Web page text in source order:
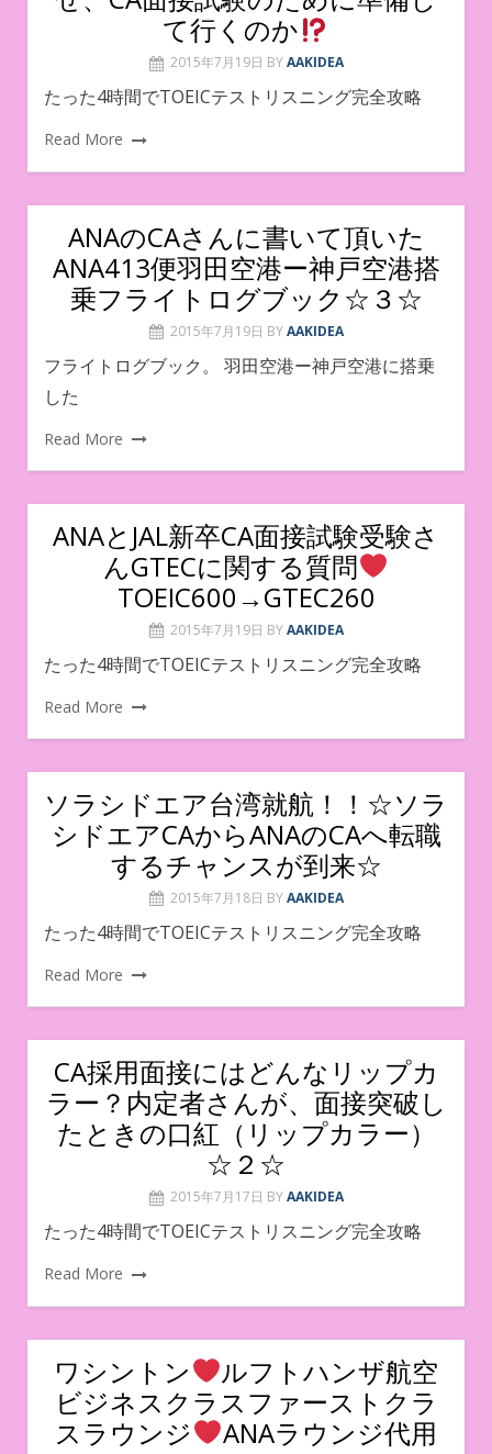
て行くのか
2015年7月19日 BY AAKIDEA
たった4時間でTOEICテストリスニング完全攻略
Read More
ANAのCAさんに書いて頂いた
ANA413便羽田空港ー神戸空港搭
乗フライトログブック☆３☆
2015年7月19日 BY AAKIDEA
フライトログブック。 羽田空港ー神戸空港に搭乗
した
Read More
ANAとJAL新卒CA面接試験受験さ
んGTECに関する質問
TOEIC600→GTEC260
2015年7月19日 BY AAKIDEA
たった4時間でTOEICテストリスニング完全攻略
Read More
ソラシドエア台湾就航！！☆ソラ
シドエアCAからANAのCAへ転職
するチャンスが到来☆
2015年7月18日 BY AAKIDEA
たった4時間でTOEICテストリスニング完全攻略
Read More
CA採用面接にはどんなリップカ
ラー？内定者さんが、面接突破し
たときの口紅（リップカラー）
☆２☆
2015年7月17日 BY AAKIDEA
たった4時間でTOEICテストリスニング完全攻略
Read More
ワシントン
ルフトハンザ航空
ビジネスクラスファーストクラ
スラウンジ
ANAラウンジ代用